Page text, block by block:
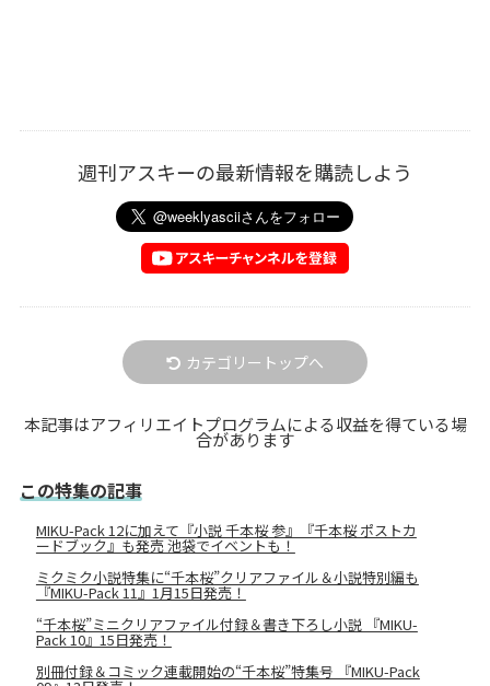
週刊アスキーの最新情報を購読しよう
カテゴリートップへ
本記事はアフィリエイトプログラムによる収益を得ている場
合があります
この特集の記事
MIKU-Pack 12に加えて『小説 千本桜 参』『千本桜 ポストカ
ードブック』も発売 池袋でイベントも！
ミクミク小説特集に“千本桜”クリアファイル＆小説特別編も
『MIKU-Pack 11』1月15日発売！
“千本桜”ミニクリアファイル付録＆書き下ろし小説 『MIKU-
Pack 10』15日発売！
別冊付録＆コミック連載開始の“千本桜”特集号 『MIKU-Pack